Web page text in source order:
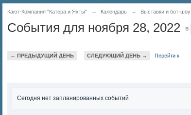
Кают-Компания "Катера и Яхты" → Календарь → Выставки и бот-шоу
События для ноября 28, 2022 в
← ПРЕДЫДУЩИЙ ДЕНЬ СЛЕДУЮЩИЙ ДЕНЬ → Перейти к
Сегодня нет запланированных событий